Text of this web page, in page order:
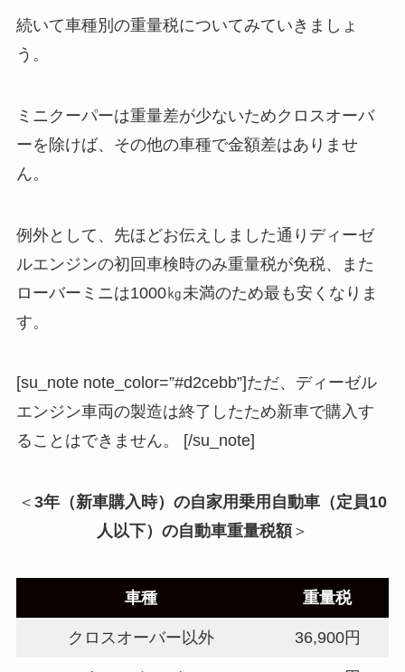
続いて車種別の重量税についてみていきましょ
う。
ミニクーパーは重量差が少ないためクロスオーバ
ーを除けば、その他の車種で金額差はありませ
ん。
例外として、先ほどお伝えしました通りディーゼ
ルエンジンの初回車検時のみ重量税が免税、また
ローバーミニは1000㎏未満のため最も安くなりま
す。
[su_note note_color=”#d2cebb”]ただ、ディーゼル
エンジン車両の製造は終了したため新車で購入す
ることはできません。 [/su_note]
＜ 3年（新車購入時）の自家用乗用自動車（定員10
人以下）の自動車重量税額 ＞
車種 重量税
クロスオーバー以外 36,900円